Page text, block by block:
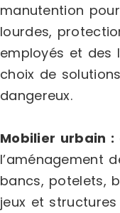
manutention
lourdes,
employés et des
choix de
dangereux.
Mobilier urbain :
l’aménagement
bancs, potelets,
jeux et